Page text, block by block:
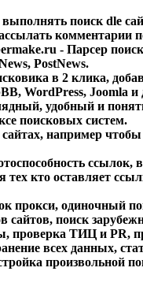
поиск dle
комментарии
- Парсер
, PostNews.
в 2 клика,
WordPress, Joomla и
удобный и
поисковых систем.
например
ссылок,
тех кто оставляет
одиночный
сайтов, поиск
проверка ТИЦ и PR,
всех данных,
произвольной